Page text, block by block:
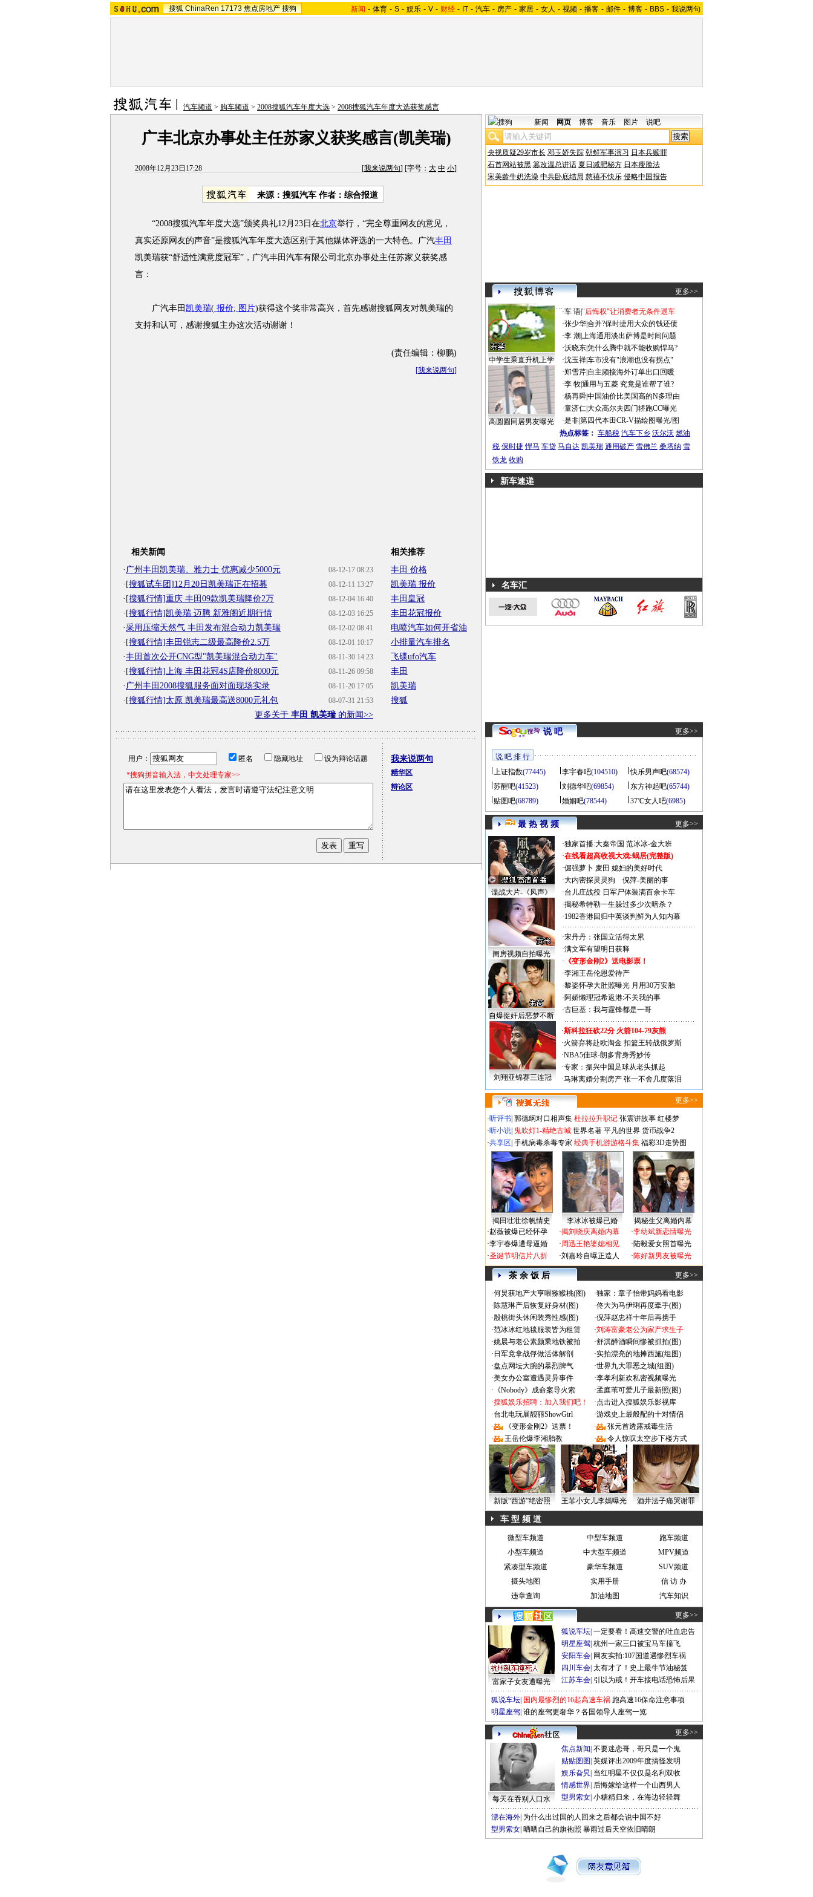
搜狐 ChinaRen 17173 焦点房地产 搜狗 新闻 - 体育 - S - 娱乐 - V - 财经 - IT - 汽车 - 房产 - 家居 - 女人 - 视频 - 播客 - 邮件 - 博客 - BBS - 我说两句
汽车频道 > 购车频道 > 2008搜狐汽车年度大选 > 2008搜狐汽车年度大选获奖感言
广丰北京办事处主任苏家义获奖感言(凯美瑞)
2008年12月23日17:28 [我来说两句] [字号： 大 中 小]
来源：搜狐汽车 作者：综合报道
“2008搜狐汽车年度大选”颁奖典礼12月23日在北京举行，“完全尊重网友的意见，
真实还原网友的声音”是搜狐汽车年度大选区别于其他媒体评选的一大特色。广汽丰田
凯美瑞获“舒适性满意度冠军”，广汽丰田汽车有限公司北京办事处主任苏家义获奖感
言：
广汽丰田 凯美瑞( 报价; 图片)获得这个奖非常高兴，首先感谢搜狐网友对凯美瑞的
支持和认可，感谢搜狐主办这次活动谢谢！
(责任编辑：柳鹏)
[我来说两句]
相关新闻
08-12-17 08:23
· 广州丰田凯美瑞、雅力士 优惠减少5000元
08-12-11 13:27
· [搜狐试车团]12月20日凯美瑞正在招募
08-12-04 16:40
· [搜狐行情]重庆 丰田09款凯美瑞降价2万
08-12-03 16:25
· [搜狐行情]凯美瑞 迈腾 新雅阁近期行情
08-12-02 08:41
·采用压缩天然气 丰田发布混合动力凯美瑞
08-12-01 10:17
· [搜狐行情]丰田锐志二级最高降价2.5万
08-11-30 14:23
·丰田首次公开CNG型"凯美瑞混合动力车"
08-11-26 09:58
· [搜狐行情]上海 丰田花冠4S店降价8000元
08-11-20 17:05
· 广州丰田2008搜狐服务面对面现场实录
08-07-31 21:53
· [搜狐行情]太原 凯美瑞最高送8000元礼包
更多关于 丰田 凯美瑞 的新闻>>
相关推荐
丰田 价格
凯美瑞 报价
丰田皇冠
丰田花冠报价
电喷汽车如何开省油
小排量汽车排名
飞碟ufo汽车
丰田
凯美瑞
搜狐
用户： 匿名 隐藏地址
设为辩论话题
*搜狗拼音输入法，中文处理专家>>
我来说两句
精华区
辩论区
新闻 网页 博客 音乐 图片 说吧
央视质疑29岁市长 邓玉娇失踪 朝鲜军事演习 日本兵赎罪
石首网站被黑 篡改温总讲话 夏日减肥秘方 日本瘦脸法
宋美龄牛奶洗澡 中共卧底结局 慈禧不快乐 侵略中国报告
更多>>
中学生乘直升机上学
高圆圆同居男友曝光
·车 语|"后悔权"让消费者无条件退车
·张少华|合并?保时捷用大众的钱还债
·李 潮 上海通用淡出萨博是时间问题
·沃晓东|凭什么腾中就不能收购悍马?
·沈玉祥|车市没有"浪潮也没有拐点"
·郑雪芹| 自主频接海外订单出口回暖
·李 牧|通用与五菱 究竟是谁帮了谁?
·杨再舜|中国油价比美国高的N多理由
·童济仁|大众高尔夫四门轿跑CC曝光
·是非|第四代本田CR-V描绘图曝光/图
热点标签： 车船税 汽车下乡 沃尔沃 燃油
税 保时捷 悍马 车贷 马自达 凯美瑞 通用破产 雪佛兰 桑塔纳 雪
铁龙 收购
新车速递
名车汇
说 吧 更多>>
说 吧 排 行
上证指数(77445) 李宇春吧(104510) 快乐男声吧(68574)
苏醒吧(41523) 刘德华吧(69854) 东方神起吧(65744)
贴图吧(68789) 婚姻吧(78544) 37℃女人吧(6985)
最 热 视 频 更多>>
谍战大片-《风声》
闺房视频自拍曝光
自爆捉奸后恶梦不断
·独家首播:大秦帝国 范冰冰-金大班
·在线看超高收视大戏:蜗居(完整版)
·倔强萝卜 麦田 媳妇的美好时代
·大内密探灵灵狗
倪萍-美丽的事
·台儿庄战役 日军尸体装满百余卡车
·揭秘希特勒一生躲过多少次暗杀？
·1982香港回归中英谈判鲜为人知内幕
·宋丹丹：张国立活得太累
·满文军有望明日获释
· 《变形金刚2》送电影票！
·李湘王岳伦恩爱待产
·黎姿怀孕大肚照曝光 月用30万安胎
·阿娇懒理冠希返港:不关我的事
·古巨基：我与霆锋都是一哥
刘翔亚锦赛三连冠
·斯科拉狂砍22分 火箭104-79灰熊
·火箭弃将赴欧淘金 扣篮王转战俄罗斯
·NBA5佳球-朗多背身秀妙传
·专家：振兴中国足球从老头抓起
·马琳离婚分割房产 张一不舍几度落泪
更多>>
·听评书 郭德纲对口相声集 杜拉拉升职记 张震讲故事 红楼梦
·听小说 鬼吹灯1-精绝古城 世界名著 平凡的世界 货币战争2
·共享区 手机病毒杀毒专家 经典手机游游格斗集 福彩3D走势图
揭田壮壮徐帆情史 李冰冰被爆已婚
揭秘生父离婚内幕
·赵薇被爆已经怀孕
·李宇春爆遭母逼婚
·圣诞节明信片八折
·揭刘晓庆离婚内幕
·周迅王艳婆媳相见
·刘嘉玲自曝正造人
·李幼斌新恋情曝光
·陆毅爱女照首曝光
·陈好新男友被曝光
茶 余 饭 后 更多>>
·何炅获地产大亨喂猕猴桃(图) ·独家：章子怡带妈妈看电影
·陈慧琳产后恢复好身材(图) ·佟大为马伊琍再度牵手(图)
·殷桃街头休闲装秀性感(图) ·倪萍赵忠祥十年后再携手
·范冰冰红地毯服装皆为租赁 ·刘涛富豪老公为家产求生子
·姚晨与老公素颜乘地铁被拍 ·舒淇醉酒瞬间惨被抓拍(图)
· 日军竟拿战俘做活体解剖 ·实拍漂亮的地摊西施(组图)
·盘点网坛大腕的暴烈脾气 ·世界九大罪恶之城(组图)
·美女办公室遭遇灵异事件 ·李孝利新欢私密视频曝光
· 《Nobody》成命案导火索 ·孟庭苇可爱儿子最新照(图)
·搜狐娱乐招聘：加入我们吧！ ·点击进入搜狐娱乐影视库
·台北电玩展靓丽ShowGirl ·游戏史上最般配的十对情侣
·
《变形金刚2》送票！ ·
张元首透露戒毒生活
·
王岳伦爆李湘胎教 · 令人惊叹太空步下楼方式
新版“西游”绝密照 王菲小女儿李嫣曝光 酒井法子痛哭谢罪
车 型 频 道
微型车频道 中型车频道
跑车频道
小型车频道
中大型车频道
MPV频道
紧凑型车频道
豪华车频道
SUV频道
摄头地图
实用手册
信 访 办
违章查询
加油地图 汽车知识
更多>>
富家子女友遭曝光
狐说车坛 一定要看！高速交警的吐血忠告
明星座驾 杭州一家三口被宝马车撞飞
安阳车会 网友实拍:107国道遇惨烈车祸
四川车会 太有才了！史上最牛节油秘笈
江苏车会 引以为戒！开车接电话恐怖后果
狐说车坛 国内最惨烈的16起高速车祸 跑高速16保命注意事项
明星座驾 谁的座驾更奢华？各国领导人座驾一览
更多>>
每天在吞别人口水
焦点新闻 不要迷恋哥，哥只是一个鬼
贴贴图图 英媒评出2009年度搞怪发明
娱乐旮旯 当红明星不仅仅是名利双收
情感世界 后悔嫁给这样一个山西男人
型男索女 小糖精归来，在海边轻轻舞
漂在海外 为什么出过国的人回来之后都会说中国不好
型男索女 晒晒自己的旗袍照 暴雨过后天空依旧晴朗